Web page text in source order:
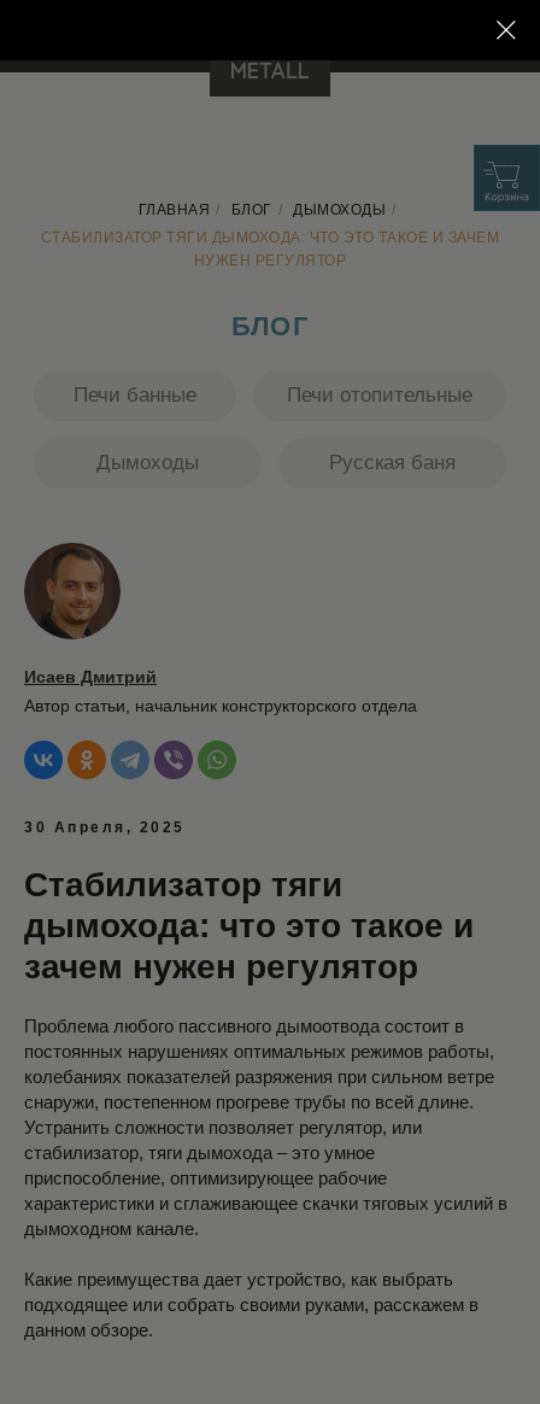
ГЛАВНАЯ / БЛОГ / ДЫМОХОДЫ
/
СТАБИЛИЗАТОР ТЯГИ ДЫМОХОДА: ЧТО ЭТО ТАКОЕ И ЗАЧЕМ
НУЖЕН РЕГУЛЯТОР
БЛОГ
Русская баня
Исаев Дмитрий
Автор статьи, начальник конструкторского отдела
30 Апреля, 2025
Стабилизатор тяги
дымохода: что это такое и
зачем нужен регулятор
Проблема любого пассивного дымоотвода состоит в
постоянных нарушениях оптимальных режимов работы,
колебаниях показателей разряжения при сильном ветре
снаружи, постепенном прогреве трубы по всей длине.
Устранить сложности позволяет регулятор, или
стабилизатор, тяги дымохода – это умное
приспособление, оптимизирующее рабочие
характеристики и сглаживающее скачки тяговых усилий в
дымоходном канале.
Какие преимущества дает устройство, как выбрать
подходящее или собрать своими руками, расскажем в
данном обзоре.